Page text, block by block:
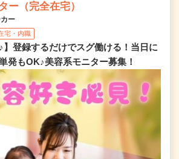
ー（完全在宅）
ー
宅・内職
】登録するだけでスグ働ける！当日に
発もOK♪美容系モニター募集！